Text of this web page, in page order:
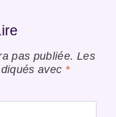
pas publiée. Les
avec *